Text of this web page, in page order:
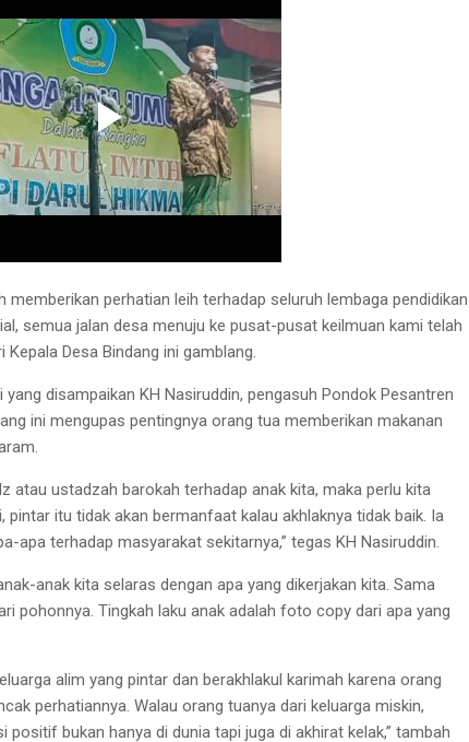
memberikan perhatian leih terhadap seluruh lembaga pendidikan
semua jalan desa menuju ke pusat-pusat keilmuan kami telah
Desa Bindang ini gamblang.
disampaikan KH Nasiruddin, pengasuh Pondok Pesantren
ini mengupas pentingnya orang tua memberikan makanan
atau ustadzah barokah terhadap anak kita, maka perlu kita
pintar itu tidak akan bermanfaat kalau akhlaknya tidak baik. Ia
apa terhadap masyarakat sekitarnya,” tegas KH Nasiruddin.
anak kita selaras dengan apa yang dikerjakan kita. Sama
pohonnya. Tingkah laku anak adalah foto copy dari apa yang
alim yang pintar dan berakhlakul karimah karena orang
perhatiannya. Walau orang tuanya dari keluarga miskin,
positif bukan hanya di dunia tapi juga di akhirat kelak,” tambah